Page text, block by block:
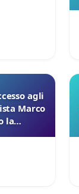
agli
Marco
la